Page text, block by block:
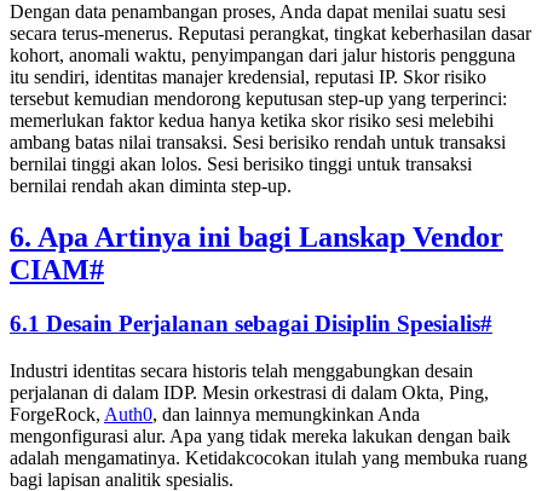
Dengan data penambangan proses, Anda dapat menilai suatu sesi
secara terus-menerus. Reputasi perangkat, tingkat keberhasilan dasar
kohort, anomali waktu, penyimpangan dari jalur historis pengguna
itu sendiri, identitas manajer kredensial, reputasi IP. Skor risiko
tersebut kemudian mendorong keputusan step-up yang terperinci:
memerlukan faktor kedua hanya ketika skor risiko sesi melebihi
ambang batas nilai transaksi. Sesi berisiko rendah untuk transaksi
bernilai tinggi akan lolos. Sesi berisiko tinggi untuk transaksi
bernilai rendah akan diminta step-up.
6. Apa Artinya ini bagi Lanskap Vendor
CIAM#
6.1 Desain Perjalanan sebagai Disiplin Spesialis#
Industri identitas secara historis telah menggabungkan desain
perjalanan di dalam IDP. Mesin orkestrasi di dalam Okta, Ping,
ForgeRock, Auth0, dan lainnya memungkinkan Anda
mengonfigurasi alur. Apa yang tidak mereka lakukan dengan baik
adalah mengamatinya. Ketidakcocokan itulah yang membuka ruang
bagi lapisan analitik spesialis.